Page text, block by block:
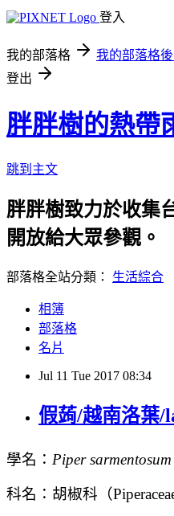
登入
我的部落格 我的部落格
登出
胖胖樹的熱帶
跳到主文
胖胖樹致力於收集
開放給大眾參觀。
部落格全站分類： 生活綜合
相簿
部落格
名片
Jul 11 Tue 2017 08:34
假蒟/越南洛葉
學名： Piper sarmentosum
科名：胡椒科（